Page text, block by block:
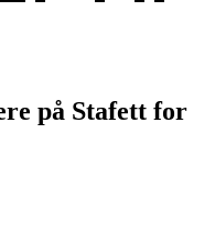
på Stafett for